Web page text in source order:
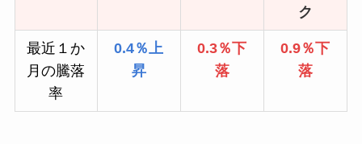
ク
最近１か
月の騰落
率
0.4％上
昇
0.3％下
落
0.9％下
落